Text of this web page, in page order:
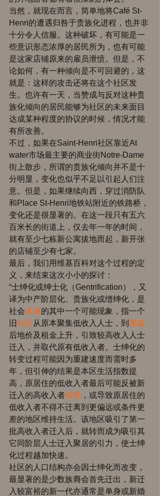
当然，就现在而言，简单地将Café St-
Henri的遭遇归咎于贵族化进程，也并非
十分令人信服。这种破坏，有可能是一
些意识形态浓厚的居民所为，也有可能
是这家店铺原来的雇员泄愤。但是，不
论如何，有一种倾向是不可回避的，这
就是：这样的攻击还将在这个社区发
生。也许有一天，当赞成与反对这种贵
族化倾向的居民能够为社区的未来面目
达成某种程度的协议的时候，情况才能
有所改善。
不过，如果在Saint-Henri社区靠近At
water市场最主要的商业街Notre-Dame
街上散步，所谓的贵族化倾向并不是十
分明显，变化也似乎不足以引起人们注
意。但是，如果继续向西，穿过消防队
和Place St-Henri地铁站附近的铁路桥，
变化还是很显著的。在这一段只有五六
百米长的街道上，仅去年一年的时间，
就有至少七栋新公寓拔地而起，新开张
的店铺至少有七家。
最后，我们用维基百科对这个过程的定
义，来结束这次小小的探讨：
“士绅化或绅士化（Gentrification），又
译为中产阶层化、贵族化或缙绅化，是
社会发展的其中一个可能现象，指一个
旧社区从原本聚集低收入人士，到 重建
后地价及租金上升，引致较高收入人士
迁入，并取代原有低收入者。士绅化的
转变过程可能因为重建速度而需时多
年，但引伸的结果是本区生活指数提
高，原居住的低收入者最后可能反被新
迁入的高收入者歧视 ，或导致原居住的
低收入者不得不迁离到更偏远或条件更
差的地区维持生活。该地区吸引了第一
批高收入者迁入后，就转而成为吸引其
它同阶层人士迁入聚居的引力，使士绅
化过程越加快速。
社区的人口结构亦会因士绅化而改变，
最显著的是少数族裔会首先迁出，新迁
入较富裕的新一代亦通常是单身或新婚